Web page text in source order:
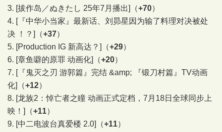
3. [拔作岛／ぬきたし 25年7月播出] （+70）
4. [『中华小当家』最新话、刘昴星因为输了料理对决被处
决 ​​​！？]
（+37）
5. [Production IG 新高达？] （+29）
6. [章鱼噼的原罪 动画化] （+20）
7. [『鬼灭之刃 游郭篇』完结 &amp; 『锻刀村篇』TV动画
化]
（+12）
8. [龙族2：悼亡者之瞳 动画正式定档，7月18日全球同步上
映！]
（+11）
9. [中二电波台真爱楼 2.0] （+11）